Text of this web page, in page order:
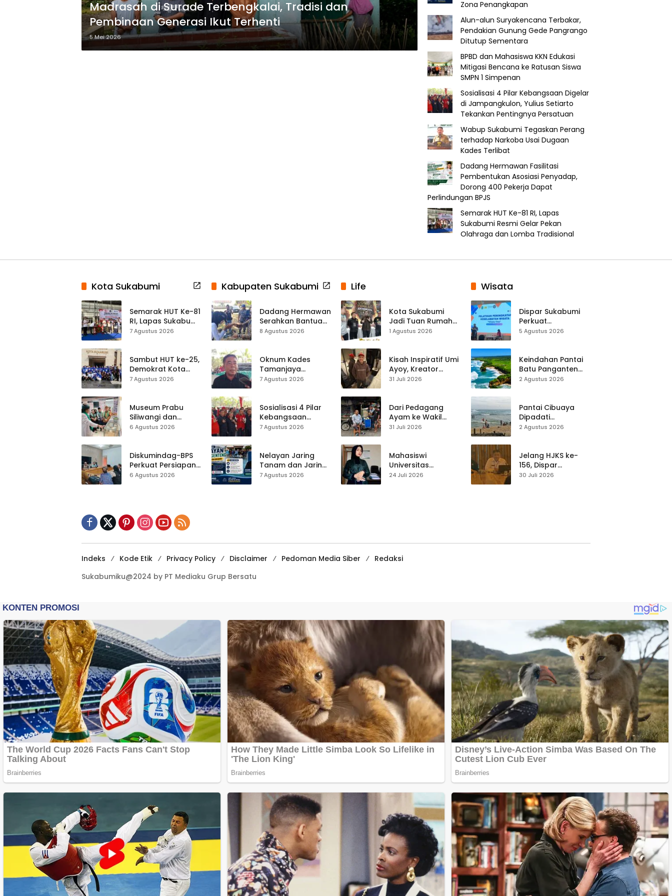
Madrasah di Surade Terbengkalai, Tradisi dan
Pembinaan Generasi Ikut Terhenti
5 Mei 2026
Zona Penangkapan
Alun-alun Suryakencana Terbakar,
Pendakian Gunung Gede Pangrango
Ditutup Sementara
BPBD dan Mahasiswa KKN Edukasi
Mitigasi Bencana ke Ratusan Siswa
SMPN 1 Simpenan
Sosialisasi 4 Pilar Kebangsaan Digelar
di Jampangkulon, Yulius Setiarto
Tekankan Pentingnya Persatuan
Wabup Sukabumi Tegaskan Perang
terhadap Narkoba Usai Dugaan
Kades Terlibat
Dadang Hermawan Fasilitasi
Pembentukan Asosiasi Penyadap,
Dorong 400 Pekerja Dapat
Perlindungan BPJS
Semarak HUT Ke-81 RI, Lapas
Sukabumi Resmi Gelar Pekan
Olahraga dan Lomba Tradisional
Kota Sukabumi
Semarak HUT Ke-81
RI, Lapas Sukabumi
Resmi Gelar Pekan
7 Agustus 2026
Sambut HUT ke-25,
Demokrat Kota
Sukabumi
ASRI Lewat Aksi
Bersih Masjid
Agung
7 Agustus 2026
Museum Prabu
Siliwangi dan
Museum Keramik
Hampir 500 Koleksi
Dipisahkan
6 Agustus 2026
Diskumindag-BPS
Perkuat Persiapan
Sensus Ekonomi,
6 Agustus 2026
Kabupaten Sukabumi
Dadang Hermawan
Serahkan Bantuan
Seragam
Ciracap
8 Agustus 2026
Oknum Kades
Tamanjaya
Terjerat Kasus
Seleksi Calon
Kades Diperketat
7 Agustus 2026
Sosialisasi 4 Pilar
Kebangsaan
Digelar di
Tekankan
Pentingnya
Persatuan
7 Agustus 2026
Nelayan Jaring
Tanam dan Jaring
Obor
7 Agustus 2026
Life
Kota Sukabumi
Jadi Tuan Rumah
Kontes Batu Akik
1 Agustus 2026
Kisah Inspiratif Umi
Ayoy, Kreator
TikTok Asal
Live Streaming
31 Juli 2026
Dari Pedagang
Ayam ke Wakil
Ketua DPRD, H.
Pasar Cisaat
31 Juli 2026
Mahasiswi
Universitas
Muhammadiyah
24 Juli 2026
Wisata
Dispar Sukabumi
Perkuat
Keselamatan
Mitigasi hingga
Teknik Evakuasi
5 Agustus 2026
Keindahan Pantai
Batu Panganten
Mulai Dilirik
2 Agustus 2026
Pantai Cibuaya
Dipadati
Wisatawan,
Waspada
2 Agustus 2026
Jelang HJKS ke-
156, Dispar
Kabupaten
30 Juli 2026
Indeks Kode Etik Privacy Policy Disclaimer Pedoman Media Siber
Redaksi
Sukabumiku@2024 by PT Mediaku Grup Bersatu